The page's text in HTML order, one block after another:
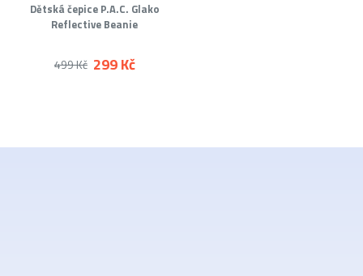
Dětská čepice P.A.C. Glako
Reflective Beanie
299 Kč
499 Kč